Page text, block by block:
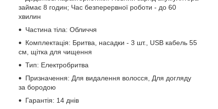
займає 8 годин; Час безперервної роботи - до 60
хвилин
Частина тіла: Обличчя
Комплектація: Бритва, насадки - 3 шт., USB кабель 55
см, щітка для чищення
Тип: Електробритва
Призначення: Для видалення волосся, Для догляду
за бородою
Гарантія: 14 днів